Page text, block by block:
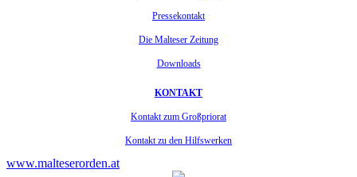
Pressekontakt
Die Malteser Zeitung
Downloads
KONTAKT
Kontakt zum Großpriorat
Kontakt zu den Hilfswerken
www.malteserorden.at